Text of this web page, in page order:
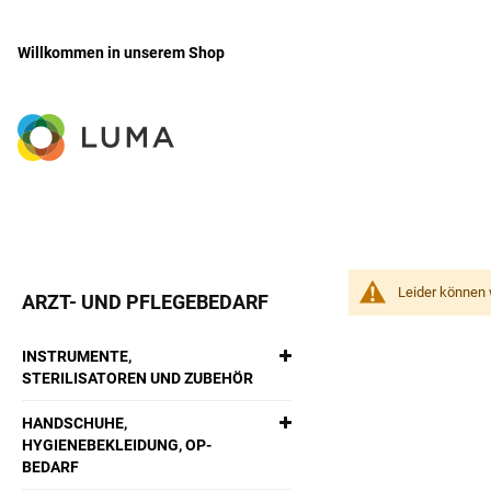
Zum
Willkommen in unserem Shop
Leider können
ARZT- UND PFLEGEBEDARF
INSTRUMENTE,
STERILISATOREN UND ZUBEHÖR
HANDSCHUHE,
HYGIENEBEKLEIDUNG, OP-
BEDARF